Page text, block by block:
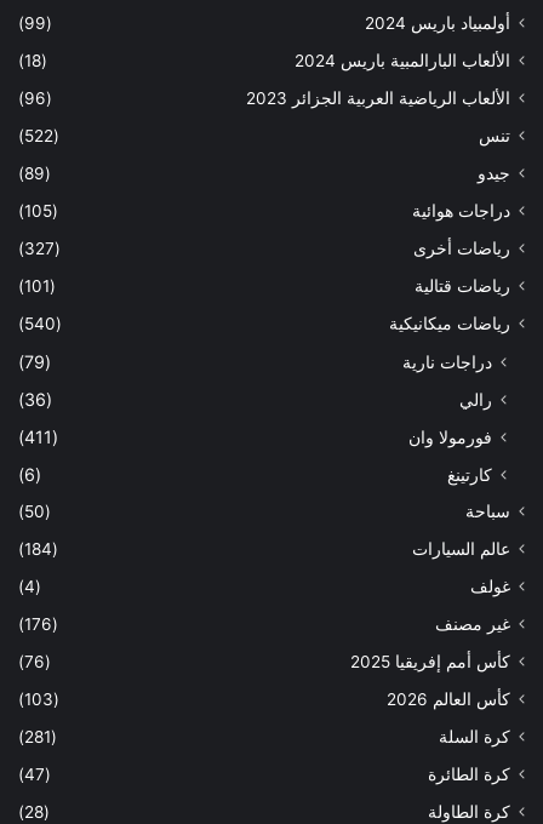
أولمبياد باريس 2024
(99)
الألعاب البارالمبية باريس 2024
(18)
الألعاب الرياضية العربية الجزائر 2023
(96)
تنس
(522)
جيدو
(89)
دراجات هوائية
(105)
رياضات أخرى
(327)
رياضات قتالية
(101)
رياضات ميكانيكية
(540)
دراجات نارية
(79)
رالي
(36)
فورمولا وان
(411)
كارتينغ
(6)
سباحة
(50)
عالم السيارات
(184)
غولف
(4)
غير مصنف
(176)
كأس أمم إفريقيا 2025
(76)
كأس العالم 2026
(103)
كرة السلة
(281)
كرة الطائرة
(47)
كرة الطاولة
(28)